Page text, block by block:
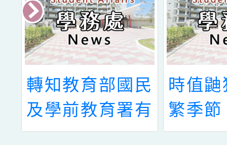
轉知教育部國民
及學前教育署有
關學校教師協助
時值
繁季
狂犬病